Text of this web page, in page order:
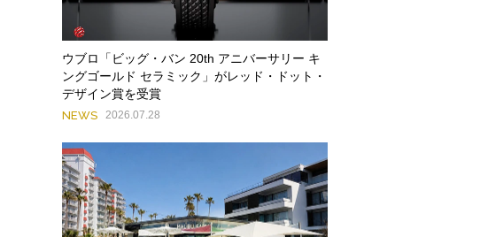
ウブロ「ビッグ・バン 20th アニバーサリー キ
ングゴールド セラミック」がレッド・ドット・
デザイン賞を受賞
NEWS 2026.07.28